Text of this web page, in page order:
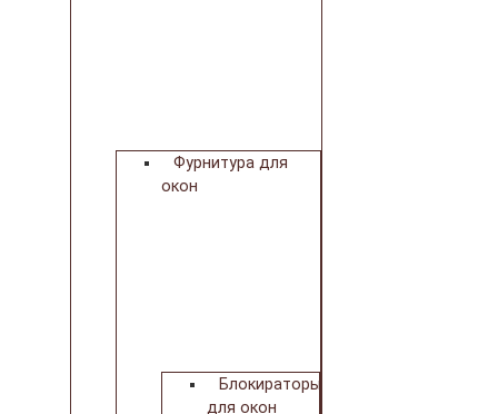
Фурнитура для
окон
Блокираторы
для окон